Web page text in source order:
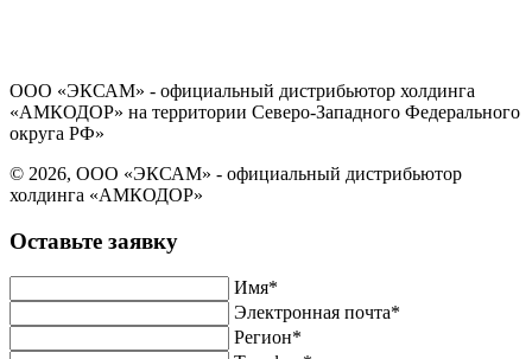
ООО «ЭКСАМ» - официальный дистрибьютор холдинга
«АМКОДОР» на территории Северо-Западного Федерального
округа РФ»
© 2026, ООО «ЭКСАМ» - официальный дистрибьютор
холдинга «АМКОДОР»
Оставьте заявку
Имя*
Электронная почта*
Регион*